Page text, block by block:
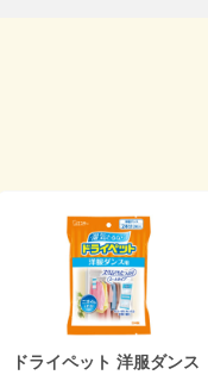
イペット 引き出し・